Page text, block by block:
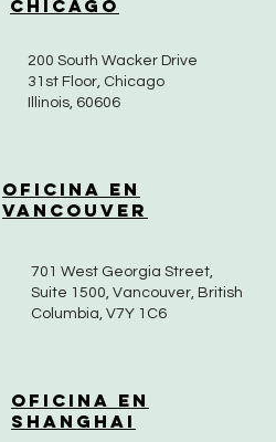
Chicago
200 South Wacker Drive
31st Floor, Chicago
Illinois, 60606
Oficina en
Vancouver
701 West Georgia Street,
Suite 1500, Vancouver, British
Columbia, V7Y 1C6
Oficina en
Shanghai